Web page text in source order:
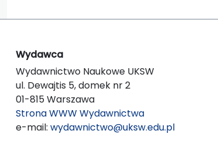
Wydawca
Wydawnictwo Naukowe UKSW
ul. Dewajtis 5, domek nr 2
01-815 Warszawa
Strona WWW Wydawnictwa
e-mail: wydawnictwo@uksw.edu.pl